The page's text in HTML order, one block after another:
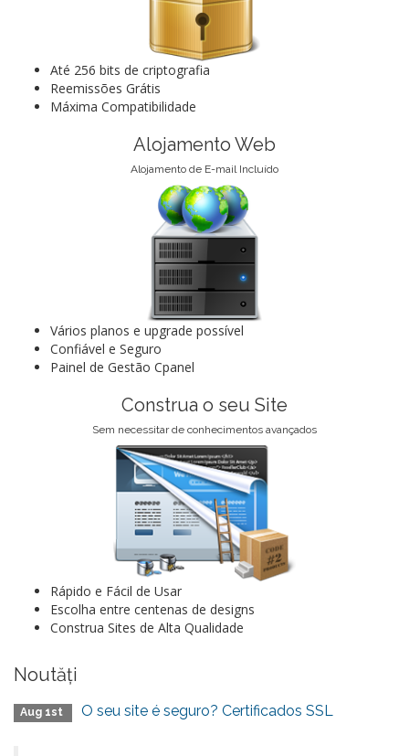
Até 256 bits de criptografia
Reemissões Grátis
Máxima Compatibilidade
Alojamento Web
Alojamento de E-mail Incluído
Vários planos e upgrade possível
Confiável e Seguro
Painel de Gestão Cpanel
Construa o seu Site
Sem necessitar de conhecimentos avançados
Rápido e Fácil de Usar
Escolha entre centenas de designs
Construa Sites de Alta Qualidade
Noutăți
Aug 1st O seu site é seguro? Certificados SSL